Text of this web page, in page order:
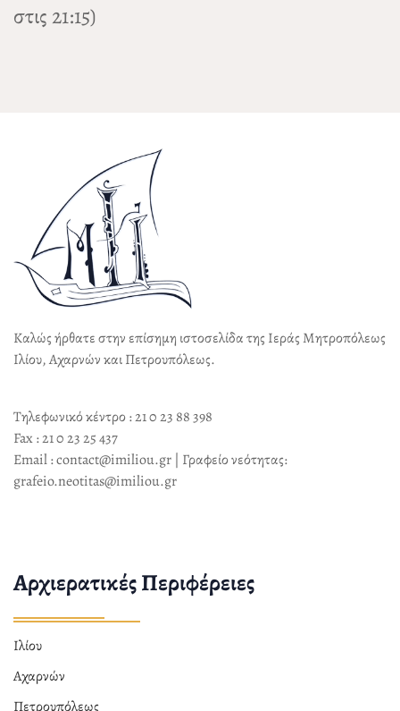
στις 21:15)
Καλώς ήρθατε στην επίσημη ιστοσελίδα της Ιεράς Μητροπόλεως
Ιλίου, Αχαρνών και Πετρουπόλεως.
Τηλεφωνικό κέντρο : 21 0 23 88 398
Fax : 21 0 23 25 437
Email : contact@imiliou.gr | Γραφείο νεότητας:
grafeio.neotitas@imiliou.gr
Αρχιερατικές Περιφέρειες
Ιλίου
Αχαρνών
Πετρουπόλεως